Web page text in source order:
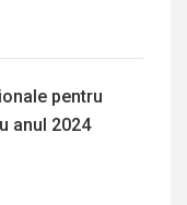
pentru
anul 2024